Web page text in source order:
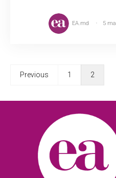
EA.md 5
Previous 1 2